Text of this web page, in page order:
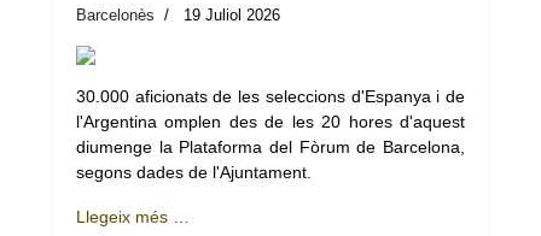
Barcelonès 19 Juliol 2026
30.000 aficionats de les seleccions d'Espanya i de
l'Argentina omplen des de les 20 hores d'aquest
diumenge la Plataforma del Fòrum de Barcelona,
segons dades de l'Ajuntament.
Llegeix més …